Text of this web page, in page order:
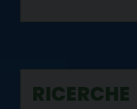
RICERCHE